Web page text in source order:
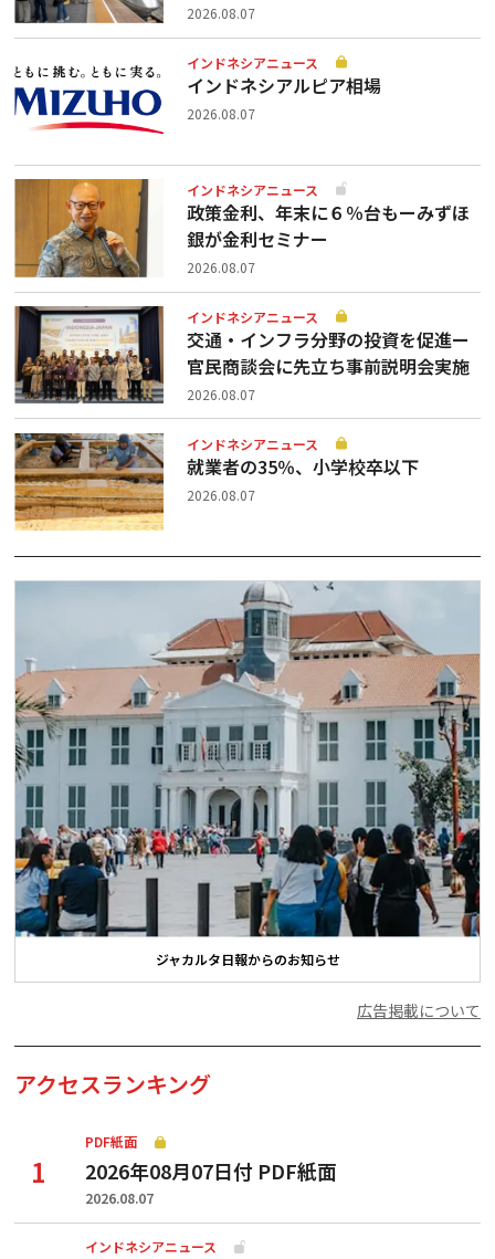
2026.08.07
インドネシアニュース
インドネシアルピア相場
2026.08.07
インドネシアニュース
政策金利、年末に６％台もーみずほ
銀が金利セミナー
2026.08.07
インドネシアニュース
交通・インフラ分野の投資を促進ー
官民商談会に先立ち事前説明会実施
2026.08.07
インドネシアニュース
就業者の35％、小学校卒以下
2026.08.07
ジャカルタ日報からのお知らせ
広告掲載について
アクセスランキング
PDF紙面
2026年08月07日付 PDF紙面
2026.08.07
インドネシアニュース